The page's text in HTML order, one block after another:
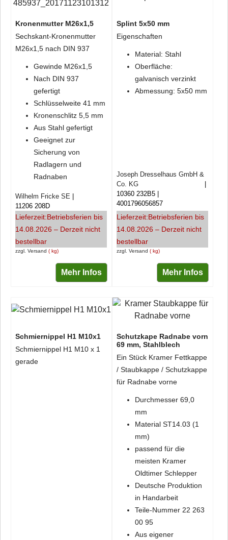
Kronenmutter M26x1,5
Sechskant-Kronenmutter
M26x1,5 nach DIN 937
Gewinde M26x1,5
Nach DIN 937
gefertigt
Schlüsselweite 41 mm
Kronenschlitz 5,5 mm
Aus Stahl gefertigt
Geeignet zur
Sicherung von
Radlagern und
Radnaben
zzgl. Versand kg
Wilhelm Fricke SE
11206 208D
Lieferzeit:Betriebsferien bis
14.08.2026 – Derzeit nicht
bestellbar
Mehr Infos
Splint 5x50 mm
Eigenschaften
Material: Stahl
Oberfläche:
galvanisch verzinkt
Abmessung: 5x50 mm
zzgl. Versand kg
Joseph Dresselhaus GmbH &
Co. KG
10360 232B5
4001796056857
Lieferzeit:Betriebsferien bis
14.08.2026 – Derzeit nicht
bestellbar
Mehr Infos
Schmiernippel H1 M10x1
Schmiernippel H1 M10 x 1
gerade
Schutzkape Radnabe vorn
69 mm, Stahlblech
Ein Stück Kramer Fettkappe
/ Staubkappe / Schutzkappe
für Radnabe vorne
Durchmesser 69,0
mm
Material ST14.03 (1
mm)
passend für die
meisten Kramer
Oldtimer Schlepper
Deutsche Produktion
in Handarbeit
Teile-Nummer 22 263
00 95
Aus eigener